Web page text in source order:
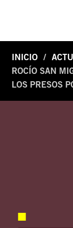
INICIO
ROCÍO SAN
LOS PRESOS